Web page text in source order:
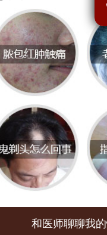
因：
1. **皮肤干燥**
时，皮肤水分流
2. **过敏性反
后，可能引发
3. **皮肤病**：
和医师聊聊我